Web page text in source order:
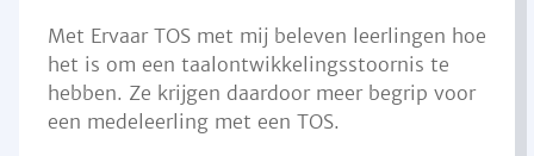
Met Ervaar TOS met mij beleven leerlingen hoe
het is om een taalontwikkelingsstoornis te
hebben. Ze krijgen daardoor meer begrip voor
een medeleerling met een TOS.